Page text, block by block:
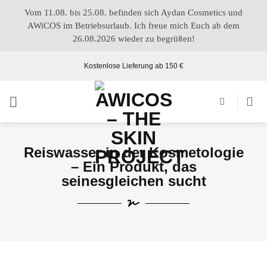
Vom 11.08. bis 25.08. befinden sich Aydan Cosmetics und
AWiCOS im Betriebsurlaub. Ich freue mich Euch ab dem
26.08.2026 wieder zu begrüßen!
Kostenlose Lieferung ab 150 €
Reiswasser in der Kosmetologie
– Ein Produkt, das
seinesgleichen sucht